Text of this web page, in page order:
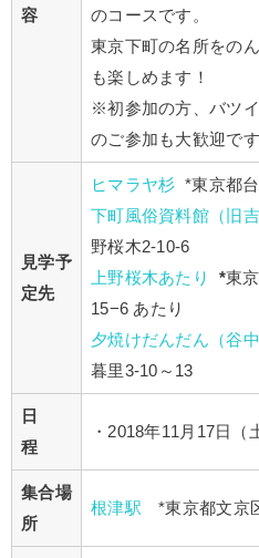
容
のコースです。
東京下町の名所をの
も楽しめます！
※初参加の方、バツ
のご参加も大歓迎で
見学予
定先
ヒマラヤ杉 *東京都
下町風俗資料館（旧吉
野桜木2-10-6
上野桜木あたり
*東
15−6 あたり
夕焼けだんだん（谷中
暮里3-10～13
日
程
・2018年11月17日（
集合場
所
根津駅 *東京都文京